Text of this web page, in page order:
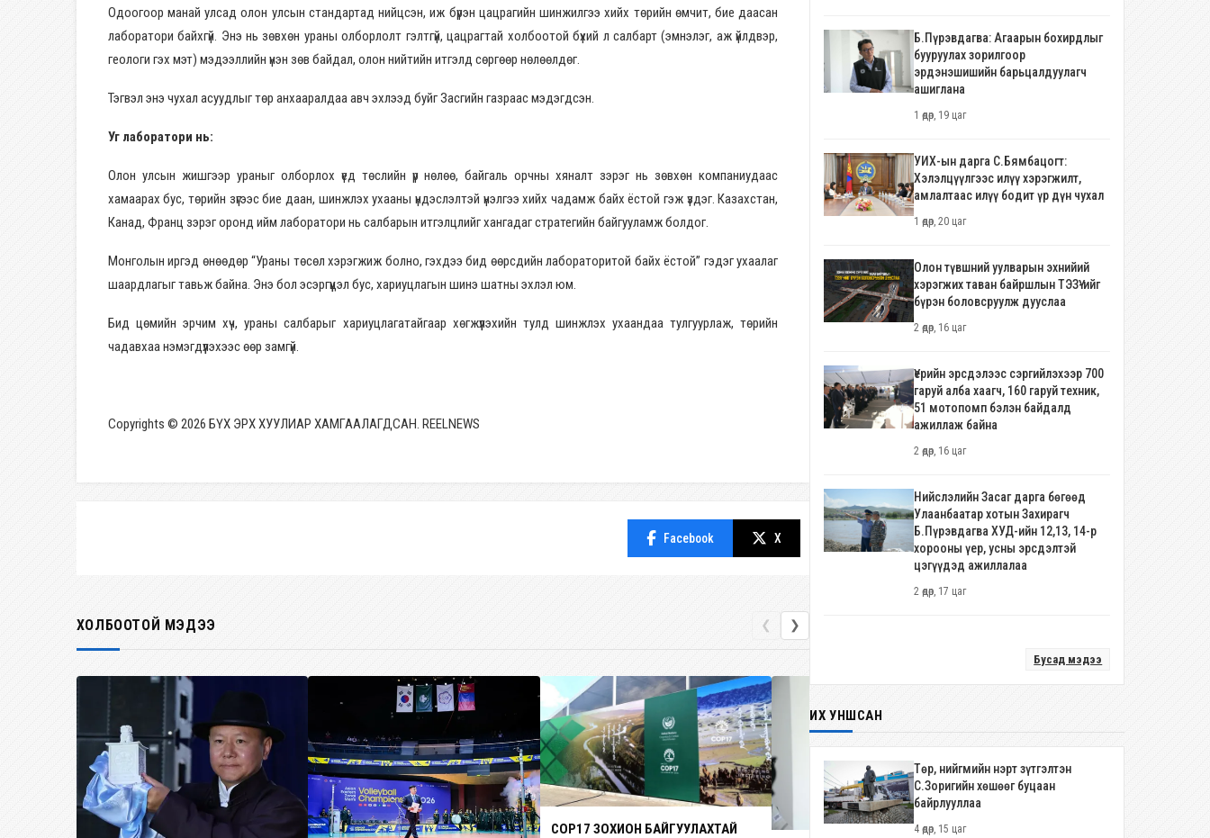
Одоогоор манай улсад олон улсын стандартад нийцсэн, иж бүрэн цацрагийн шинжилгээ хийх төрийн өмчит, бие даасан
лаборатори байхгүй. Энэ нь зөвхөн ураны олборлолт гэлтгүй, цацрагтай холбоотой бүхий л салбарт (эмнэлэг, аж үйлдвэр,
геологи гэх мэт) мэдээллийн үнэн зөв байдал, олон нийтийн итгэлд сөргөөр нөлөөлдөг.
Тэгвэл энэ чухал асуудлыг төр анхааралдаа авч эхлээд буйг Засгийн газраас мэдэгдсэн.
Уг лаборатори нь:
Олон улсын жишгээр ураныг олборлох үед төслийн үр нөлөө, байгаль орчны хяналт зэрэг нь зөвхөн компаниудаас
хамаарах бус, төрийн зүгээс бие даан, шинжлэх ухааны үндэслэлтэй үнэлгээ хийх чадамж байх ёстой гэж үздэг. Казахстан,
Канад, Франц зэрэг оронд ийм лаборатори нь салбарын итгэлцлийг хангадаг стратегийн байгууламж болдог.
Монголын иргэд өнөөдөр “Ураны төсөл хэрэгжиж болно, гэхдээ бид өөрсдийн лабораторитой байх ёстой” гэдэг ухаалаг
шаардлагыг тавьж байна. Энэ бол эсэргүүцэл бус, хариуцлагын шинэ шатны эхлэл юм.
Бид цөмийн эрчим хүч, ураны салбарыг хариуцлагатайгаар хөгжүүлэхийн тулд шинжлэх ухаандаа тулгуурлаж, төрийн
чадавхаа нэмэгдүүлэхээс өөр замгүй.
Copyrights © 2026 БҮХ ЭРХ ХУУЛИАР ХАМГААЛАГДСАН. REELNEWS
Facebook X
ХОЛБООТОЙ МЭДЭЭ ❮ ❯
COP17 ЗОХИОН БАЙГУУЛАХТАЙ
Б.Пүрэвдагва: Агаарын бохирдлыг
бууруулах зорилгоор
эрдэнэшишийн барьцалдуулагч
ашиглана
1 өдөр, 19 цаг
УИХ-ын дарга С.Бямбацогт:
Хэлэлцүүлгээс илүү хэрэгжилт,
амлалтаас илүү бодит үр дүн чухал
1 өдөр, 20 цаг
Олон түвшний уулварын эхнийий
хэрэгжих таван байршлын ТЭЗҮ-ийг
бүрэн боловсруулж дууслаа
2 өдөр, 16 цаг
Үерийн эрсдэлээс сэргийлэхээр 700
гаруй алба хаагч, 160 гаруй техник,
51 мотопомп бэлэн байдалд
ажиллаж байна
2 өдөр, 16 цаг
Нийслэлийн Засаг дарга бөгөөд
Улаанбаатар хотын Захирагч
Б.Пүрэвдагва ХУД-ийн 12,13, 14-р
хорооны үер, усны эрсдэлтэй
цэгүүдэд ажиллалаа
2 өдөр, 17 цаг
Бусад мэдээ
ИХ УНШСАН
Төр, нийгмийн нэрт зүтгэлтэн
С.Зоригийн хөшөөг буцаан
байрлууллаа
4 өдөр, 15 цаг